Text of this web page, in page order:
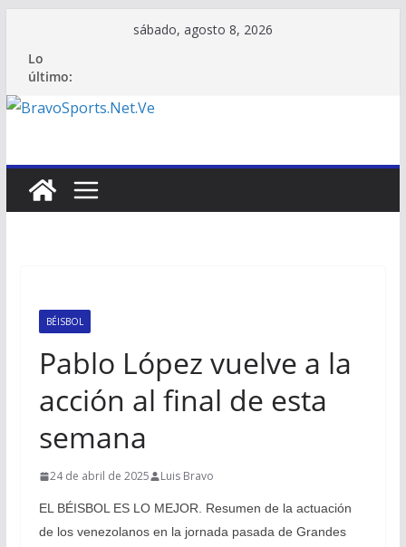
contenido
sábado, agosto 8, 2026
Lo
último:
BÉISBOL
Pablo López vuelve a la
acción al final de esta
semana
24 de abril de 2025 Luis Bravo
EL BÉISBOL ES LO MEJOR. Resumen de la actuación
de los venezolanos en la jornada pasada de Grandes